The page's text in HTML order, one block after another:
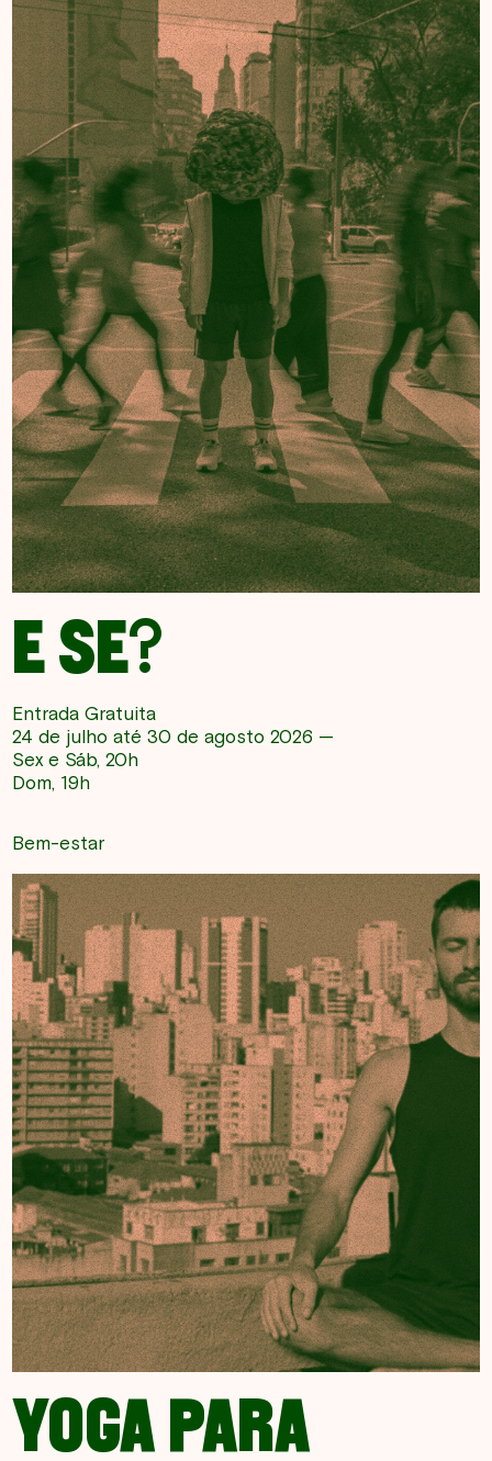
E SE?
Entrada Gratuita
24 de julho até 30 de agosto 2026 —
Sex e Sáb, 20h
Dom, 19h
Bem-estar
YOGA PARA